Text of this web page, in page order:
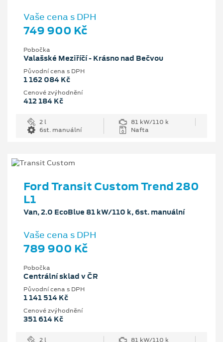
Vaše cena s DPH
749 900 Kč
Pobočka
Valašské Meziříčí - Krásno nad Bečvou
Původní cena s DPH
1 162 084 Kč
Cenové zvýhodnění
412 184 Kč
2 l
81 kW/110 k
6st. manuální
Nafta
Ford Transit Custom Trend 280
L1
Van, 2.0 EcoBlue 81 kW/110 k, 6st. manuální
Vaše cena s DPH
789 900 Kč
Pobočka
Centrální sklad v ČR
Původní cena s DPH
1 141 514 Kč
Cenové zvýhodnění
351 614 Kč
2 l
81 kW/110 k